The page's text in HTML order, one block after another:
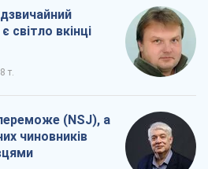
світло вкінці
т.
(NSJ), а
чиновників